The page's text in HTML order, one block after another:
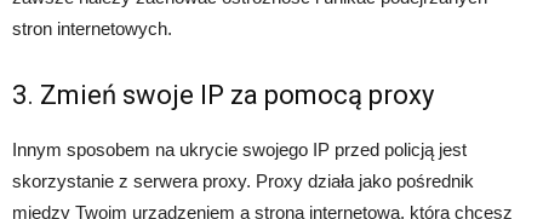
stron internetowych.
3. Zmień swoje IP za pomocą proxy
Innym sposobem na ukrycie swojego IP przed policją jest
skorzystanie z serwera proxy. Proxy działa jako pośrednik
między Twoim urządzeniem a stroną internetową, którą chcesz